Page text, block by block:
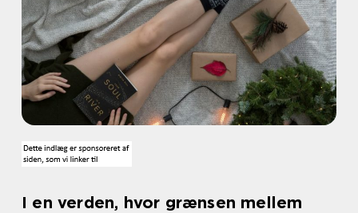
I en verden, hvor grænsen mellem